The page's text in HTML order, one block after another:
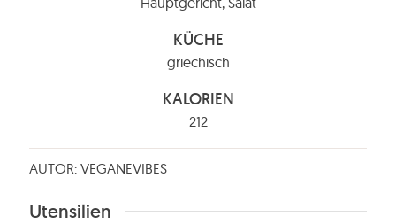
KÜCHE
griechisch
KALORIEN
212
AUTOR: VEGANEVIBES
Utensilien